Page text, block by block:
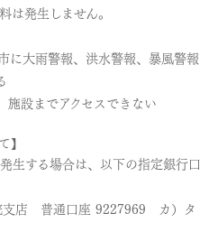
は発生しません。
に大雨警報、洪水警報、暴風警報
施設までアクセスできない
】
生する場合は、以下の指定銀行口
支店 普通口座 9227969 カ）タ